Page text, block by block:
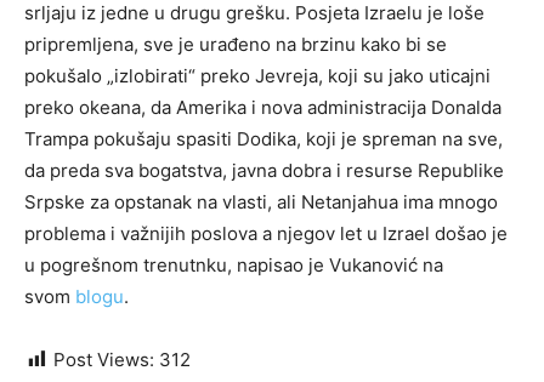
srljaju iz jedne u drugu grešku. Posjeta Izraelu je loše
pripremljena, sve je urađeno na brzinu kako bi se
pokušalo „izlobirati“ preko Jevreja, koji su jako uticajni
preko okeana, da Amerika i nova administracija Donalda
Trampa pokušaju spasiti Dodika, koji je spreman na sve,
da preda sva bogatstva, javna dobra i resurse Republike
Srpske za opstanak na vlasti, ali Netanjahua ima mnogo
problema i važnijih poslova a njegov let u Izrael došao je
u pogrešnom trenutnku, napisao je Vukanović na
svom blogu.
Post Views: 312